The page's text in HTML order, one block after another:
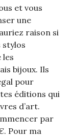
et vous
une
raison si
stylos
bijoux. Ils
pour
éditions qui
d’art.
par
Pour ma